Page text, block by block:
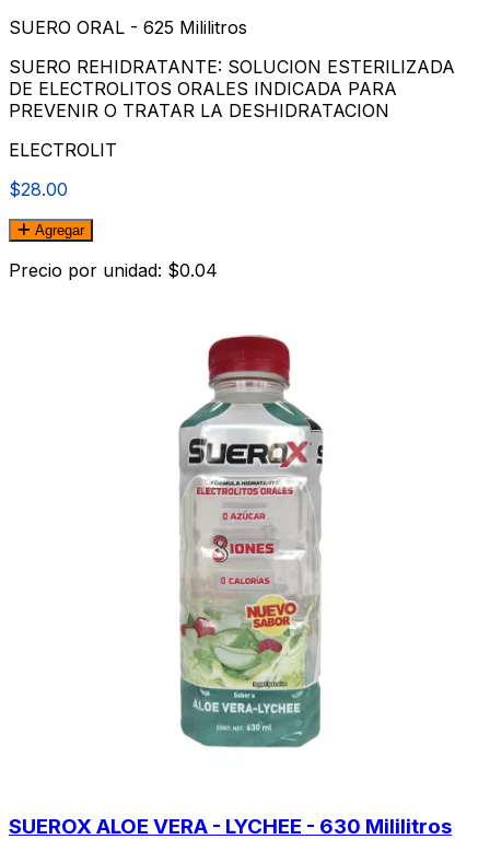
SUERO ORAL - 625 Mililitros
SUERO REHIDRATANTE: SOLUCION ESTERILIZADA
DE ELECTROLITOS ORALES INDICADA PARA
PREVENIR O TRATAR LA DESHIDRATACION
ELECTROLIT
$28.00
Agregar
Precio por unidad: $0.04
SUEROX ALOE VERA - LYCHEE - 630 Mililitros